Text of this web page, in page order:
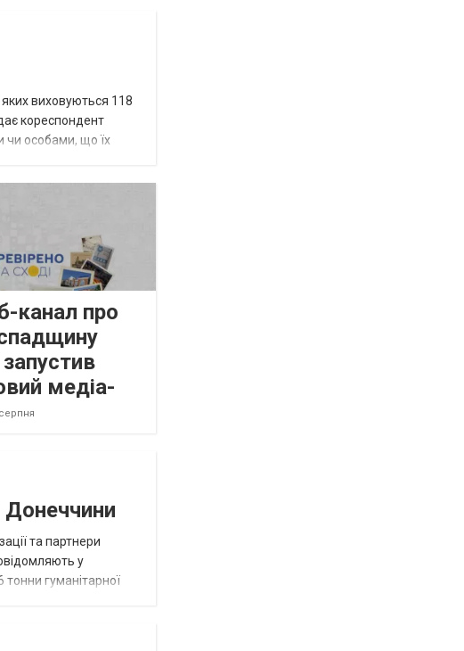
виховуються 118
кореспондент
чи особами, що їх
канал про
медіа-
Донеччини
та партнери
у
гуманітарної